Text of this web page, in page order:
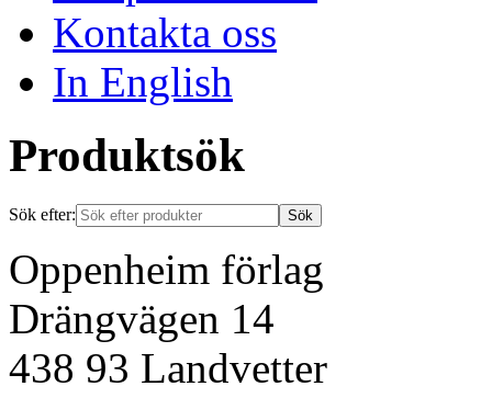
Kontakta oss
In English
Produktsök
Sök efter:
Oppenheim förlag
Drängvägen 14
438 93 Landvetter